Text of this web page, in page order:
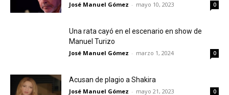
José Manuel Gómez - mayo 10, 2023 0
Una rata cayó en el escenario en show de
Manuel Turizo
José Manuel Gómez - marzo 1, 2024 0
Acusan de plagio a Shakira
José Manuel Gómez - mayo 21, 2023 0